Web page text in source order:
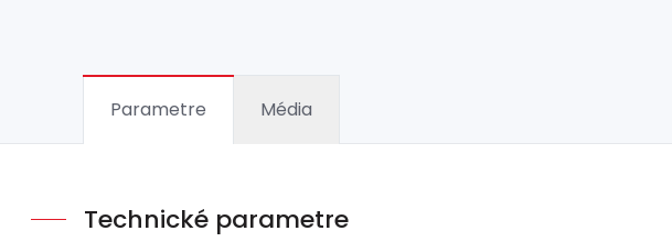
Parametre Média
Technické parametre